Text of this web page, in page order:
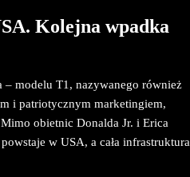
Kolejna wpadka
– modelu T1, nazywanego również
i patriotycznym marketingiem,
obietnic Donalda Jr. i Erica
w USA, a cała infrastruktura